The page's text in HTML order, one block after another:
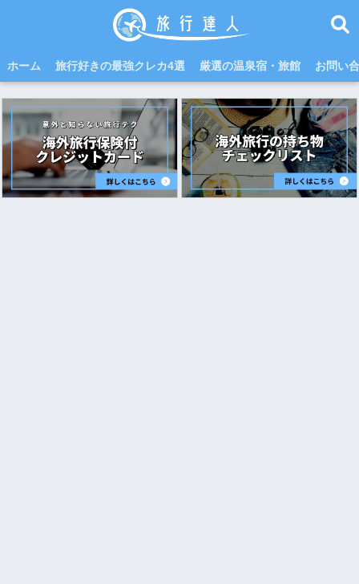
ホーム 旅行好きの最強クレカ4選 厳選の温泉宿・旅館 お問い